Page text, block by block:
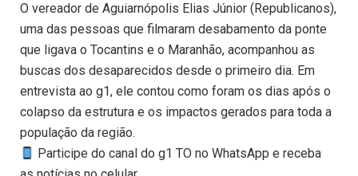
O vereador de Aguiarnópolis Elias Júnior (Republicanos),
uma das pessoas que filmaram desabamento da ponte
que ligava o Tocantins e o Maranhão, acompanhou as
buscas dos desaparecidos desde o primeiro dia. Em
entrevista ao g1, ele contou como foram os dias após o
colapso da estrutura e os impactos gerados para toda a
população da região.
Participe do canal do g1 TO no WhatsApp e receba